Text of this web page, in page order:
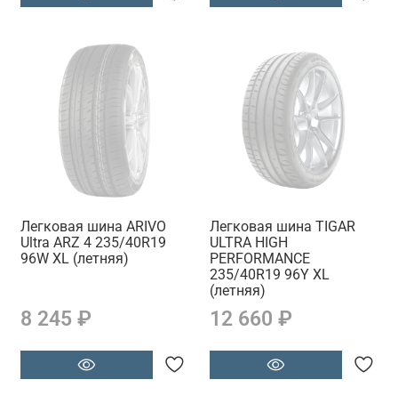
Легковая шина ARIVO
Ultra ARZ 4 235/40R19
96W XL (летняя)
8 245 ₽
Легковая шина TIGAR
ULTRA HIGH
PERFORMANCE
235/40R19 96Y XL
(летняя)
12 660 ₽